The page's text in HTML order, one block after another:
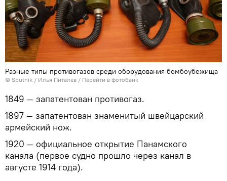
Разные типы противогазов среди оборудования бомбоубежища
© Sputnik / Илья Питалев / Перейти в фотобанк
1849 — запатентован противогаз.
1897 — запатентован знаменитый швейцарский
армейский нож.
1920 — официальное открытие Панамского
канала (первое судно прошло через канал в
августе 1914 года).